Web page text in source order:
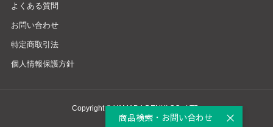
よくある質問
お問い合わせ
特定商取引法
個人情報保護方針
Copyright © YAMADA DENKI CO., LTD.
商品検索・お問い合わせ